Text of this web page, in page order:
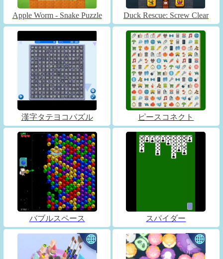
Apple Worm - Snake Puzzle Duck Rescue: Screw Clear
漢字タテヨコパズル ピースコネクト
バブルスペース スパイダー